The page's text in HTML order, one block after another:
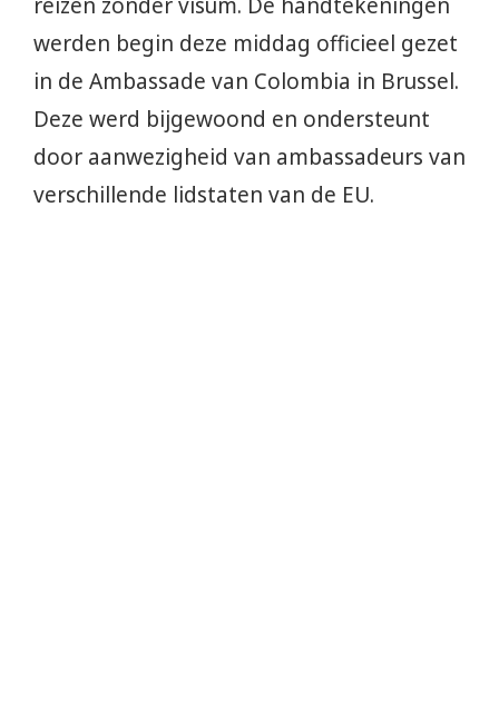
werden begin deze middag officieel gezet
in de Ambassade van Colombia in Brussel.
Deze werd bijgewoond en ondersteunt
door aanwezigheid van ambassadeurs van
verschillende lidstaten van de EU.